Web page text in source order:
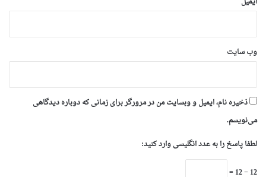
وب‌ سایت
ذخیره نام، ایمیل و وبسایت من در مرورگر برای زمانی که دوباره دیدگاهی
می‌نویسم.
لطفا پاسخ را به عدد انگلیسی وارد کنید:
12 − 12 =